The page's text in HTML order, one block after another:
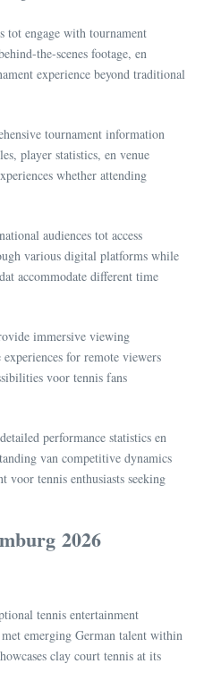
tot engage with tournament
the-scenes footage, en
experience beyond traditional
tournament information
player statistics, en venue
whether attending
audiences tot access
various digital platforms while
accommodate different time
immersive viewing
for remote viewers
voor tennis fans
performance statistics en
van competitive dynamics
voor tennis enthusiasts seeking
2026
tennis entertainment
emerging German talent within
clay court tennis at its